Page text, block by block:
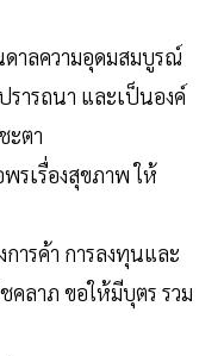
ดาลความอุดมสมบูรณ์
ารถนา และเป็นองค์
ะตา
รเรื่องสุขภาพ ให้
ารค้า การลงทุนและ
คลาภ ขอให้มีบุตร รวม